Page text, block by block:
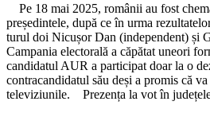
Pe 18 mai 2025, românii au fost
președintele, după ce în urma
turul doi Nicușor Dan (independent) și
Campania electorală a căpătat uneori
candidatul AUR a participat doar la o
contracandidatul său deși a promis că
televiziunile. Prezența la vot în